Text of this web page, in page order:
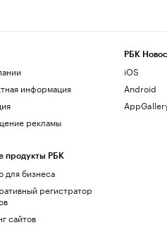
информация
рекламы
продукты РБК
для бизнеса
регистратор
сайтов
РБК
iOS
Android